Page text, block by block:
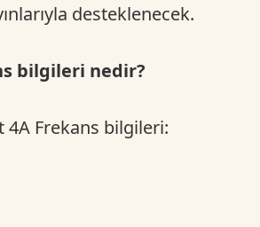
desteklenecek.
bilgileri nedir?
4A Frekans bilgileri: